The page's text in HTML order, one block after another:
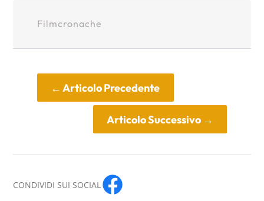
Filmcronache
←Articolo Precedente
Articolo Successivo→
CONDIVIDI SUI SOCIAL